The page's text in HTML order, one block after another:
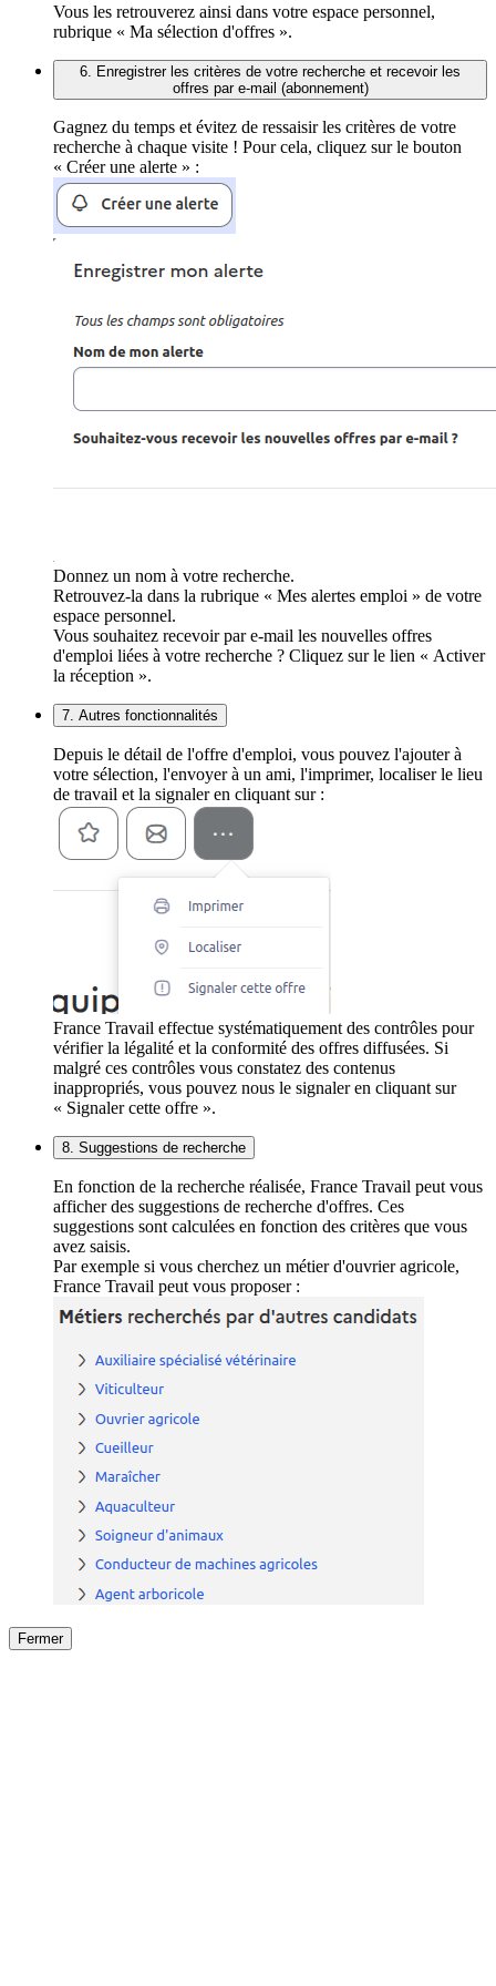
Vous les retrouverez ainsi dans votre espace personnel,
rubrique « Ma sélection d'offres ».
6. Enregistrer les critères de votre recherche et recevoir les
offres par e-mail (abonnement)
Gagnez du temps et évitez de ressaisir les critères de votre
recherche à chaque visite ! Pour cela, cliquez sur le bouton
« Créer une alerte » :
Donnez un nom à votre recherche.
Retrouvez-la dans la rubrique « Mes alertes emploi » de votre
espace personnel.
Vous souhaitez recevoir par e-mail les nouvelles offres
d'emploi liées à votre recherche ? Cliquez sur le lien « Activer
la réception ».
7. Autres fonctionnalités
Depuis le détail de l'offre d'emploi, vous pouvez l'ajouter à
votre sélection, l'envoyer à un ami, l'imprimer, localiser le lieu
de travail et la signaler en cliquant sur :
France Travail effectue systématiquement des contrôles pour
vérifier la légalité et la conformité des offres diffusées. Si
malgré ces contrôles vous constatez des contenus
inappropriés, vous pouvez nous le signaler en cliquant sur
« Signaler cette offre ».
8. Suggestions de recherche
En fonction de la recherche réalisée, France Travail peut vous
afficher des suggestions de recherche d'offres. Ces
suggestions sont calculées en fonction des critères que vous
avez saisis.
Par exemple si vous cherchez un métier d'ouvrier agricole,
France Travail peut vous proposer :
Fermer